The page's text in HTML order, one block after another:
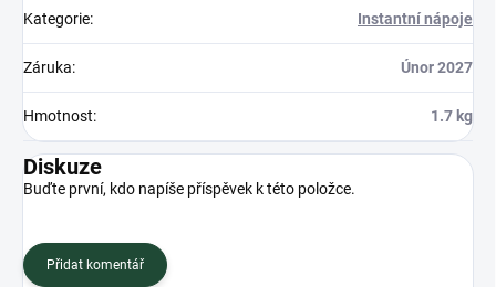
Kategorie: Instantní nápoje
Záruka: Únor 2027
Hmotnost: 1.7 kg
Diskuze
Buďte první, kdo napíše příspěvek k této položce.
Přidat komentář